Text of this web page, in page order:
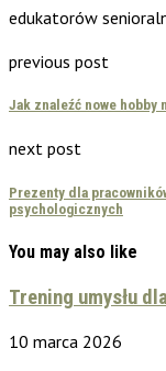
edukatorów
previous post
Jak znaleźć nowe hobby
next post
Prezenty dla
psychologicznych
You may also like
Trening umysłu
10 marca 2026